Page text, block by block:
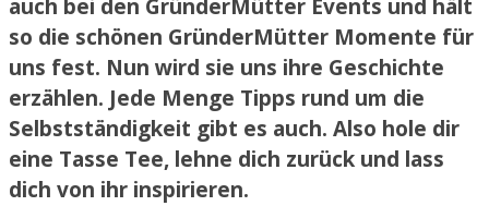
auch bei den GründerMütter Events und hält
so die schönen GründerMütter Momente für
uns fest. Nun wird sie uns ihre Geschichte
erzählen. Jede Menge Tipps rund um die
Selbstständigkeit gibt es auch. Also hole dir
eine Tasse Tee, lehne dich zurück und lass
dich von ihr inspirieren.